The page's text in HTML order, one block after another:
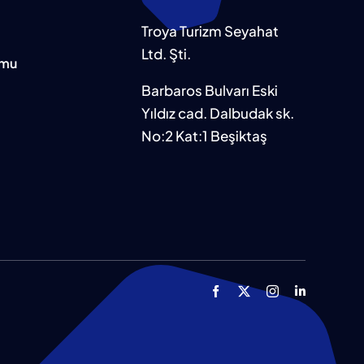
Troya Turizm Seyahat
Ltd. Şti.
Barbaros Bulvarı Eski
Yıldız cad. Dalbudak sk.
No:2 Kat:1 Beşiktaş